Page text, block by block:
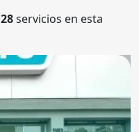
28servicios en esta